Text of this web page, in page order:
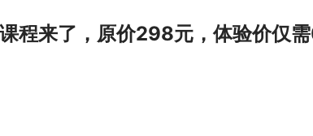
程来了，原价298元，体验价仅